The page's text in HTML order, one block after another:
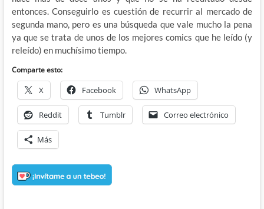
entonces. Conseguirlo es cuestión de recurrir al mercado de
segunda mano, pero es una búsqueda que vale mucho la pena
ya que se trata de unos de los mejores comics que he leído (y
releído) en muchísimo tiempo.
Comparte esto:
X Facebook WhatsApp
Reddit Tumblr Correo electrónico
Más